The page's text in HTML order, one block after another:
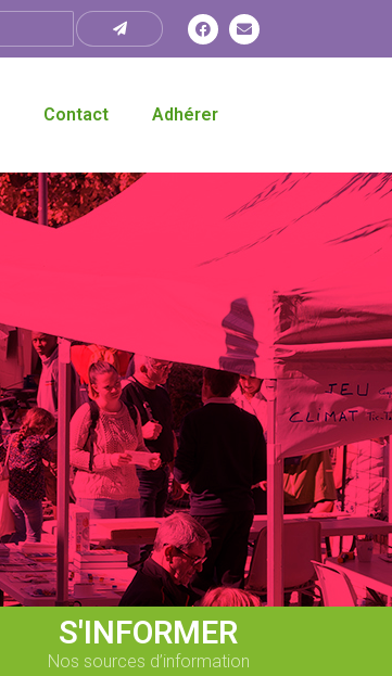
Contact Adhérer
S'INFORMER
Nos sources d’information